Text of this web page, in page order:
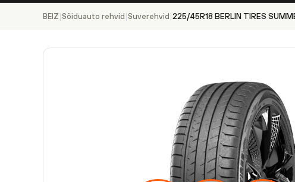
BEIZ | Sõiduauto rehvid | Suverehvid |225/45R18 BERLIN TIRES